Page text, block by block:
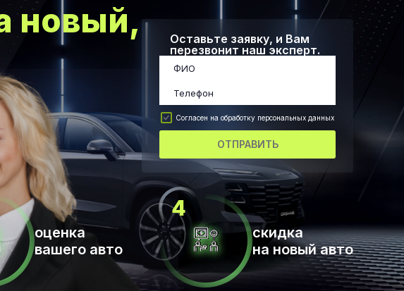
новый,
Оставьте заявку, и Вам
перезвонит наш эксперт.
Согласен на обработку персональных данных
ОТПРАВИТЬ
оценка
вашего авто
скидка
на новый авто